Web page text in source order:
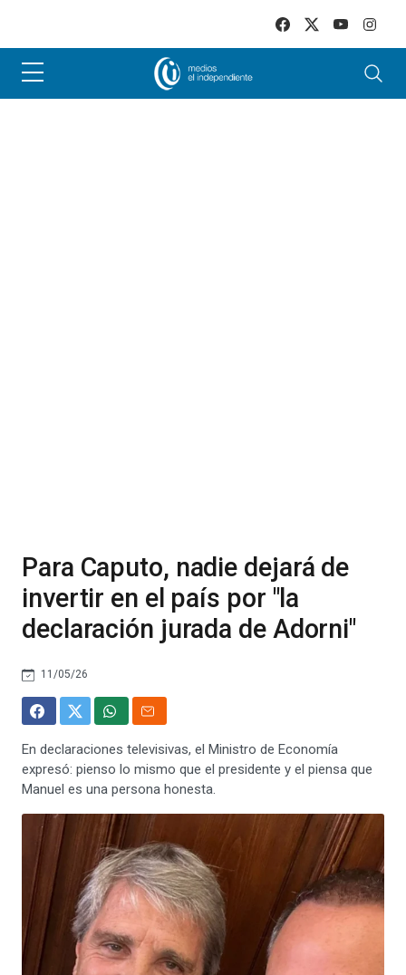
Para Caputo, nadie dejará de
invertir en el país por "la
declaración jurada de Adorni"
11/05/26
En declaraciones televisivas, el Ministro de Economía
expresó: pienso lo mismo que el presidente y el piensa que
Manuel es una persona honesta.